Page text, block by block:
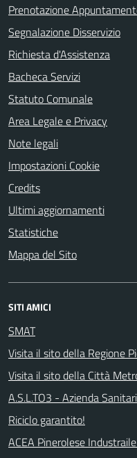
Prenotazione
Segnalazione Disservizio
Richiesta d'Assistenza
Bacheca Servizi
Statuto Comunale
Area Legale e Privacy
Note legali
Impostazioni Cookie
Credits
Ultimi aggiornamenti
Statistiche
Mappa del Sito
SITI AMICI
SMAT
Visita il sito della Regione
Visita il sito della Città
A.S.L.TO3 - Azienda
Riciclo garantito!
ACEA Pinerolese